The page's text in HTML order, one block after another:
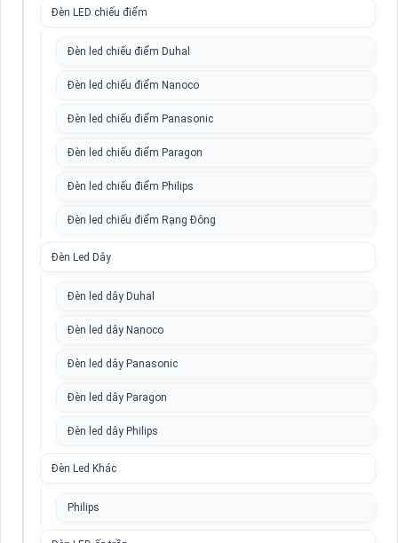
Đèn LED chiếu điểm
Đèn led chiếu điểm Duhal
Đèn led chiếu điểm Nanoco
Đèn led chiếu điểm Panasonic
Đèn led chiếu điểm Paragon
Đèn led chiếu điểm Philips
Đèn led chiếu điểm Rạng Đông
Đèn Led Dây
Đèn led dây Duhal
Đèn led dây Nanoco
Đèn led dây Panasonic
Đèn led dây Paragon
Đèn led dây Philips
Đèn Led Khác
Philips